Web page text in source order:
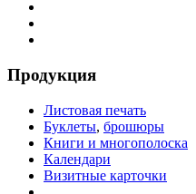
Продукция
Листовая печать
Буклеты, брошюры
Книги и многополоска
Календари
Визитные карточки